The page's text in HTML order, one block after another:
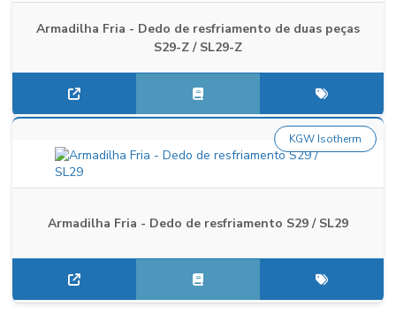
Armadilha Fria - Dedo de resfriamento de duas peças
S29-Z / SL29-Z
Armadilha Fria - Dedo de resfriamento S29 / SL29
KGW Isotherm